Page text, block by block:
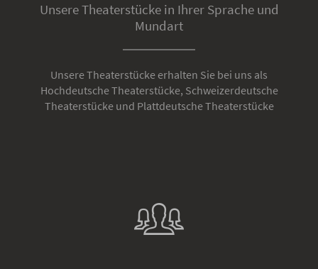
Unsere Theaterstücke in Ihrer Sprache und
Mundart
Unsere Theaterstücke erhalten Sie bei uns als
Hochdeutsche Theaterstücke, Schweizerdeutsche
Theaterstücke und Plattdeutsche Theaterstücke